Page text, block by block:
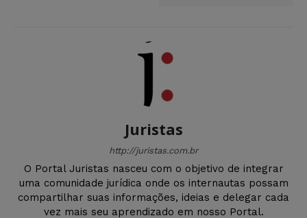
Juristas
http://juristas.com.br
O Portal Juristas nasceu com o objetivo de integrar
uma comunidade jurídica onde os internautas possam
compartilhar suas informações, ideias e delegar cada
vez mais seu aprendizado em nosso Portal.